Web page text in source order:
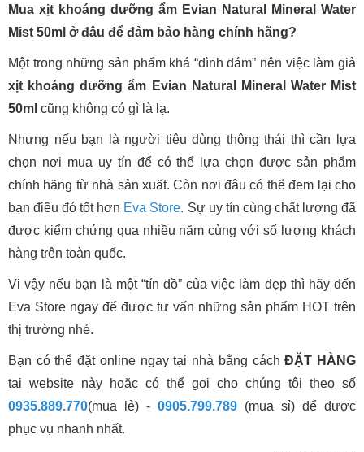
Mua xịt khoáng dưỡng ẩm Evian Natural Mineral Water
Mist 50ml ở đâu để đảm bảo hàng chính hãng?
Một trong những sản phẩm khá “đình đám” nên việc làm giả
xịt khoáng dưỡng ẩm Evian Natural Mineral Water Mist
50ml cũng không có gì là lạ.
Nhưng nếu bạn là người tiêu dùng thông thái thì cần lựa
chọn nơi mua uy tín để có thể lựa chọn được sản phẩm
chính hãng từ nhà sản xuất. Còn nơi đâu có thể đem lại cho
bạn điều đó tốt hơn Eva Store. Sự uy tín cùng chất lượng đã
được kiểm chứng qua nhiều năm cùng với số lượng khách
hàng trên toàn quốc.
Vi vậy nếu bạn là một “tín đồ” của việc làm đẹp thì hãy đến
Eva Store ngay để được tư vấn những sản phẩm HOT trên
thị trường nhé.
Bạn có thể đặt online ngay tại nhà bằng cáchĐẶT HÀNG
tại website này hoặc có thể gọi cho chúng tôi theo số
0935.889.770(mua lẻ) - 0905.799.789 (mua sỉ) để được
phục vụ nhanh nhất.